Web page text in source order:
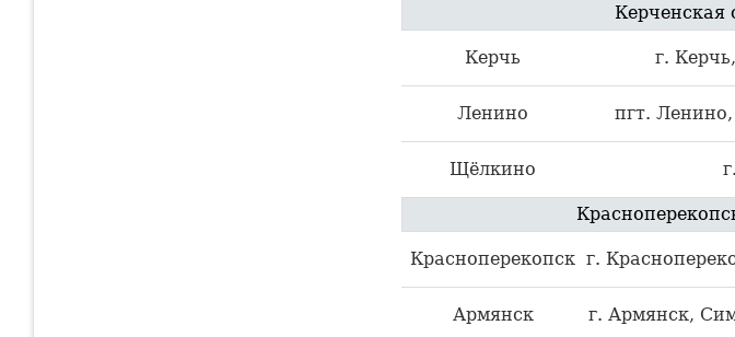
Керченская
Керчь г.
Ленино пгт.
Щёлкино
Красноперекопск г.
Армянск г. Армянск,